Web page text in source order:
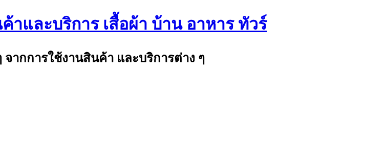
าและบริการ เสื้อผ้า บ้าน อาหาร ทัวร์
ากการใช้งานสินค้า และบริการต่าง ๆ